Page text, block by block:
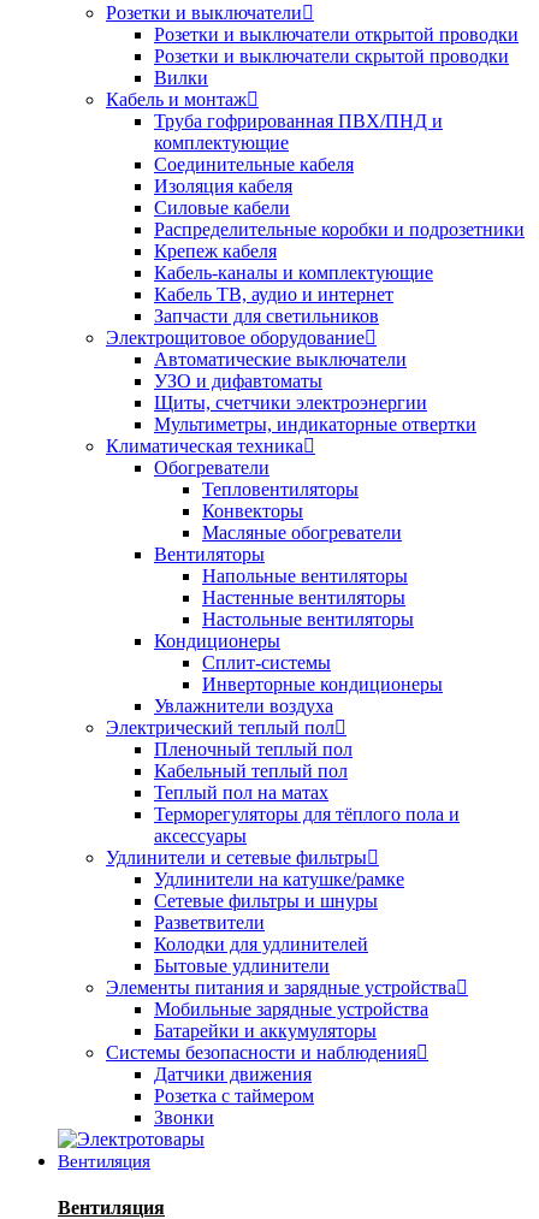
Розетки и выключатели
Розетки и выключатели открытой проводки
Розетки и выключатели скрытой проводки
Вилки
Кабель и монтаж
Труба гофрированная ПВХ/ПНД и
комплектующие
Соединительные кабеля
Изоляция кабеля
Силовые кабели
Распределительные коробки и подрозетники
Крепеж кабеля
Кабель-каналы и комплектующие
Кабель ТВ, аудио и интернет
Запчасти для светильников
Электрощитовое оборудование
Автоматические выключатели
УЗО и дифавтоматы
Щиты, счетчики электроэнергии
Мультиметры, индикаторные отвертки
Климатическая техника
Обогреватели
Тепловентиляторы
Конвекторы
Масляные обогреватели
Вентиляторы
Напольные вентиляторы
Настенные вентиляторы
Настольные вентиляторы
Кондиционеры
Сплит-системы
Инверторные кондиционеры
Увлажнители воздуха
Электрический теплый пол
Пленочный теплый пол
Кабельный теплый пол
Теплый пол на матах
Терморегуляторы для тёплого пола и
аксессуары
Удлинители и сетевые фильтры
Удлинители на катушке/рамке
Сетевые фильтры и шнуры
Разветвители
Колодки для удлинителей
Бытовые удлинители
Элементы питания и зарядные устройства
Мобильные зарядные устройства
Батарейки и аккумуляторы
Системы безопасности и наблюдения
Датчики движения
Розетка с таймером
Звонки
Вентиляция
Вентиляция